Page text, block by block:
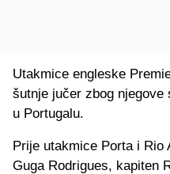
Utakmice engleske
šutnje jučer zbog
u Portugalu.
Prije utakmice Porta i
Guga Rodrigues, kapiten